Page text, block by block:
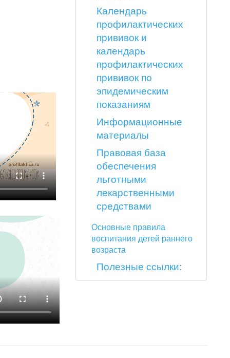
Календарь
профилактических
прививок и
календарь
профилактических
прививок по
эпидемическим
показаниям
Информационные
материалы
Правовая база
обеспечения
льготными
лекарственными
средствами
Основные правила
воспитания детей раннего
возраста
Полезные ссылки: